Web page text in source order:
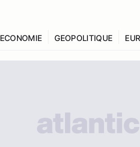
ECONOMIE GEOPOLITIQUE